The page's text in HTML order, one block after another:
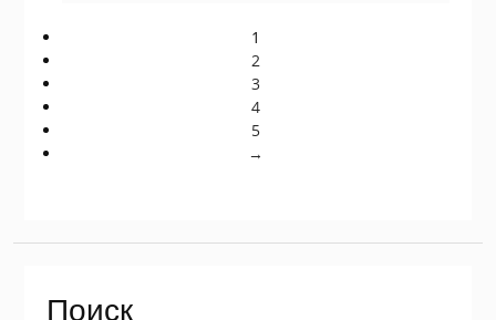
1
2
3
4
5
→
Поиск